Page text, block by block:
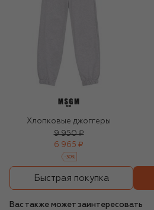
Хлопковые джоггеры
9 950 ₽
6 965 ₽
-30%
Быстрая покупка
Вас также может заинтересовать